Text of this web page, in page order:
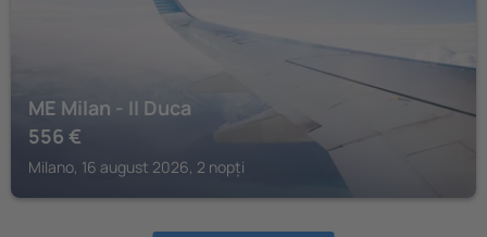
ME Milan - Il Duca
556 €
Milano, 16 august 2026, 2 nopți